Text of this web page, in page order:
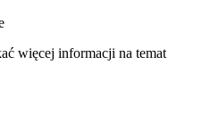
więcej informacji na temat